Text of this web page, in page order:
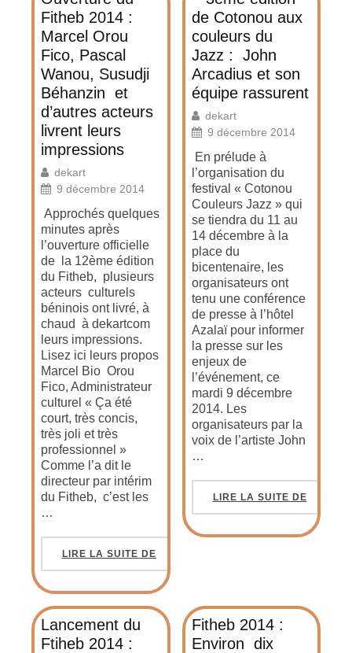
Fitheb 2014 :
Marcel Orou
Fico, Pascal
Wanou, Susudji
Béhanzin et
d’autres acteurs
livrent leurs
impressions
dekart
9 décembre 2014
Approchés quelques
minutes après
l’ouverture officielle
de la 12ème édition
du Fitheb, plusieurs
acteurs culturels
béninois ont livré, à
chaud à dekartcom
leurs impressions.
Lisez ici leurs propos
Marcel Bio Orou
Fico, Administrateur
culturel « Ça été
court, très concis,
très joli et très
professionnel »
Comme l’a dit le
directeur par intérim
du Fitheb, c’est les
…
LIRE LA SUITE DE
de Cotonou aux
couleurs du
Jazz : John
Arcadius et son
équipe rassurent
dekart
9 décembre 2014
En prélude à
l’organisation du
festival « Cotonou
Couleurs Jazz » qui
se tiendra du 11 au
14 décembre à la
place du
bicentenaire, les
organisateurs ont
tenu une conférence
de presse à l’hôtel
Azalaï pour informer
la presse sur les
enjeux de
l’événement, ce
mardi 9 décembre
2014. Les
organisateurs par la
voix de l’artiste John
…
LIRE LA SUITE DE
Lancement du
Ftiheb 2014 :
Fitheb 2014 :
Environ dix